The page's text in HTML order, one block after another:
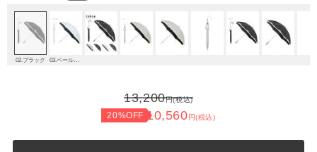
02.ブラック
13,200円(税込)
20%OFF 10,560円(税込)